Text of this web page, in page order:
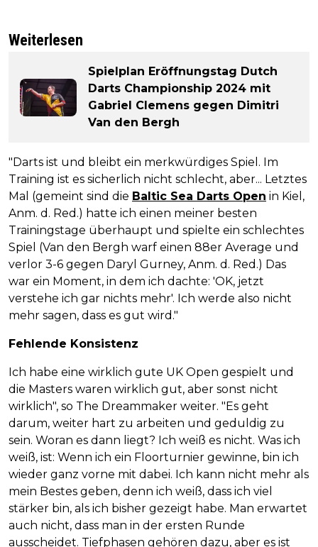
Weiterlesen
Spielplan Eröffnungstag Dutch
Darts Championship 2024 mit
Gabriel Clemens gegen Dimitri
Van den Bergh
"Darts ist und bleibt ein merkwürdiges Spiel. Im
Training ist es sicherlich nicht schlecht, aber... Letztes
Mal (gemeint sind die Baltic Sea Darts Open in Kiel,
Anm. d. Red.) hatte ich einen meiner besten
Trainingstage überhaupt und spielte ein schlechtes
Spiel (Van den Bergh warf einen 88er Average und
verlor 3-6 gegen Daryl Gurney, Anm. d. Red.) Das
war ein Moment, in dem ich dachte: 'OK, jetzt
verstehe ich gar nichts mehr'. Ich werde also nicht
mehr sagen, dass es gut wird."
Fehlende Konsistenz
Ich habe eine wirklich gute UK Open gespielt und
die Masters waren wirklich gut, aber sonst nicht
wirklich", so The Dreammaker weiter. "Es geht
darum, weiter hart zu arbeiten und geduldig zu
sein. Woran es dann liegt? Ich weiß es nicht. Was ich
weiß, ist: Wenn ich ein Floorturnier gewinne, bin ich
wieder ganz vorne mit dabei. Ich kann nicht mehr als
mein Bestes geben, denn ich weiß, dass ich viel
stärker bin, als ich bisher gezeigt habe. Man erwartet
auch nicht, dass man in der ersten Runde
ausscheidet. Tiefphasen gehören dazu, aber es ist